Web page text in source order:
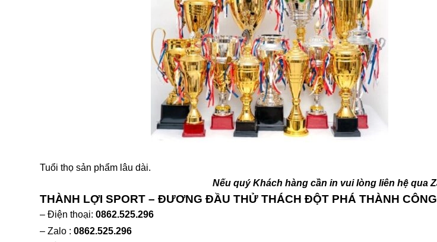
Tuổi thọ sản phẩm lâu dài.
Nếu quý Khách hàng cần in vui lòng liên hệ qua
THÀNH LỢI SPORT – ĐƯƠNG ĐẦU THỬ THÁCH ĐỘT PHÁ THÀNH CÔNG
– Điện thoại: 0862.525.296
– Zalo : 0862.525.296